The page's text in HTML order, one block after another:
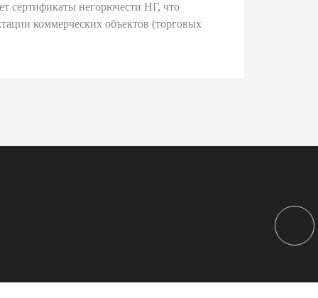
сертификаты негорючести НГ, что
коммерческих объектов (торговых